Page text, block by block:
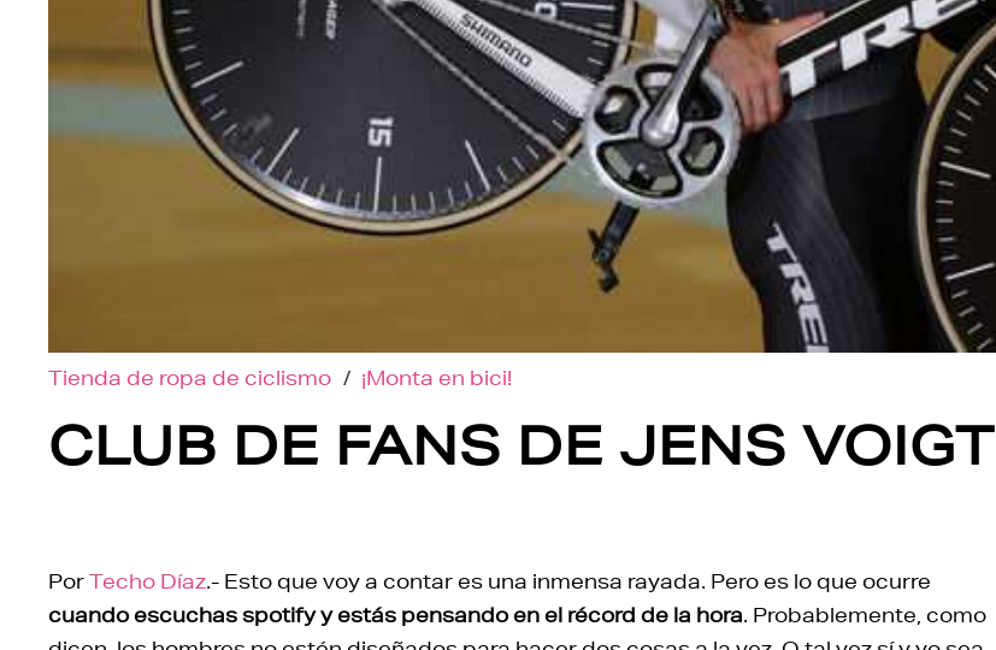
Tienda de ropa de ciclismo / ¡Monta en bici!
CLUB DE FANS DE JENS VOIGT
PorTecho Díaz.- Esto que voy a contar es una inmensa rayada. Pero es lo que ocurre
cuando escuchas spotify y estás pensando en el récord de la hora. Probablemente, como